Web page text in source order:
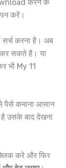
करने के
करें।
करना है। अब
सकते है। या
भी My 11
पैसे कमाना आसान
उसके बाद देखना
करे और फिर